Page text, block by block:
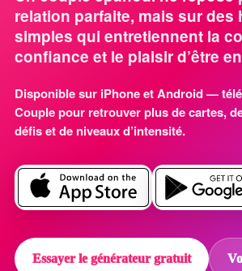
relation parfaite, mais sur des
simples qui entretiennent la
confiance et le plaisir d’être
Disponible sur iPhone et Android —
Couple pour retrouver plus de cartes,
défis et de niveaux d’intensité.
Essayer le générateur gratuit